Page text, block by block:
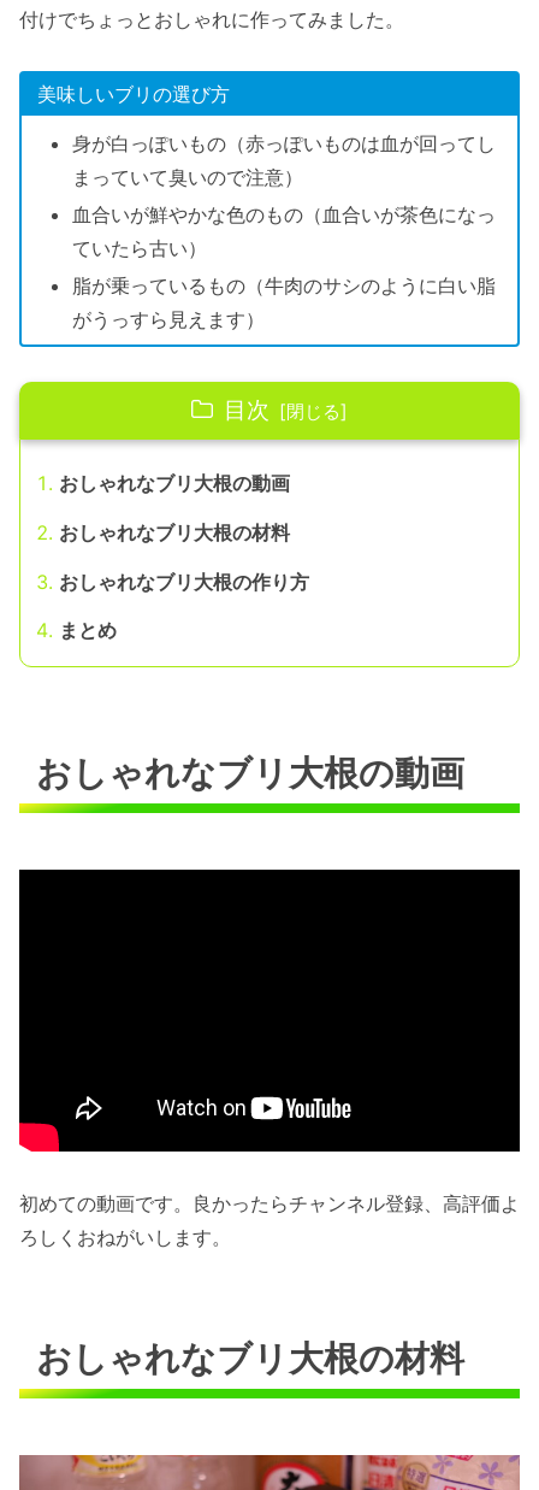
付けでちょっとおしゃれに作ってみました。
美味しいブリの選び方
身が白っぽいもの（赤っぽいものは血が回ってし
まっていて臭いので注意）
血合いが鮮やかな色のもの（血合いが茶色になっ
ていたら古い）
脂が乗っているもの（牛肉のサシのように白い脂
がうっすら見えます）
目次
おしゃれなブリ大根の動画
おしゃれなブリ大根の材料
おしゃれなブリ大根の作り方
まとめ
おしゃれなブリ大根の動画
初めての動画です。良かったらチャンネル登録、高評価よ
ろしくおねがいします。
おしゃれなブリ大根の材料